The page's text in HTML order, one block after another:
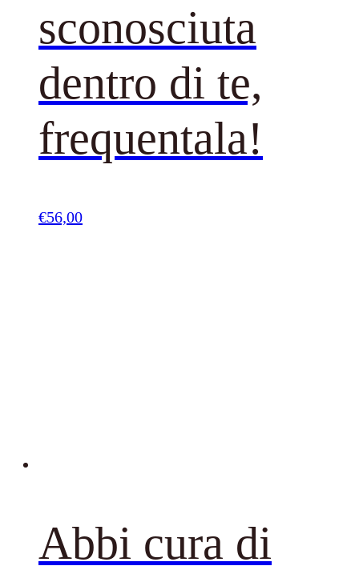
sconosciuta
dentro di te,
frequentala!
€56,00
Abbi cura di